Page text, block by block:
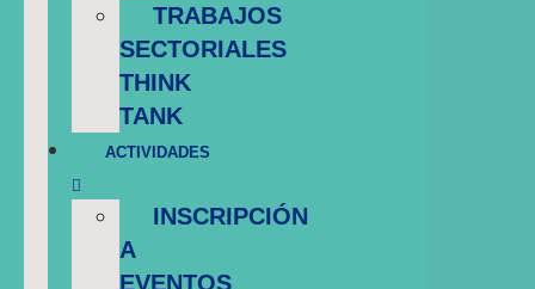
TRABAJOS
SECTORIALES
THINK
TANK
ACTIVIDADES
INSCRIPCIÓN
A
EVENTOS